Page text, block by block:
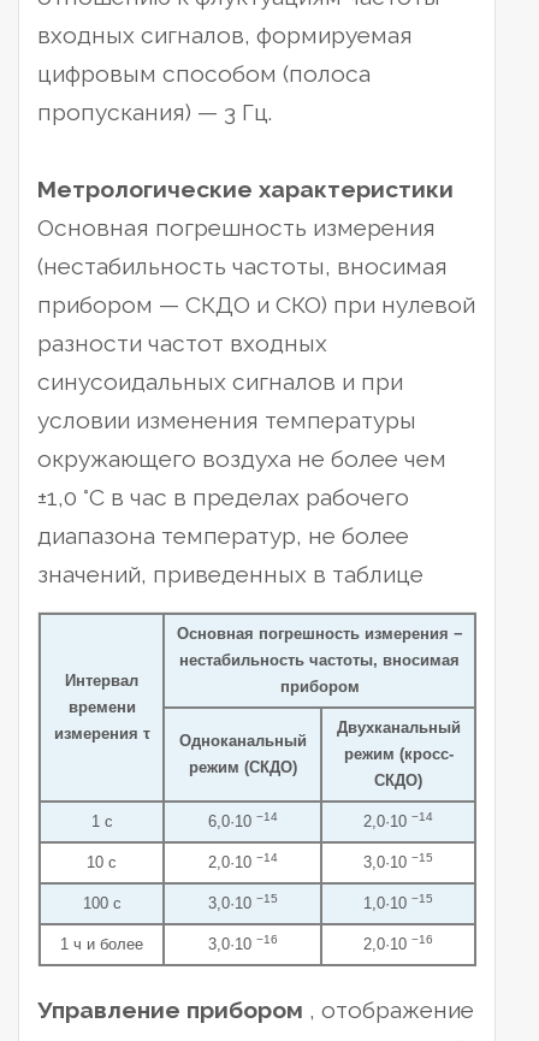
входных сигналов, формируемая
цифровым способом (полоса
пропускания) — 3 Гц.
Метрологические характеристики
Основная погрешность измерения
(нестабильность частоты, вносимая
прибором — СКДО и СКО) при нулевой
разности частот входных
синусоидальных сигналов и при
условии изменения температуры
окружающего воздуха не более чем
±1,0 °С в час в пределах рабочего
диапазона температур, не более
значений, приведенных в таблице
Интервал
времени
измерения τ
Основная погрешность измерения −
нестабильность частоты, вносимая
прибором
Одноканальный
режим (СКДО)
Двухканальный
режим (кросс-
СКДО)
1 с 6,0·10 −14 2,0·10 −14
10 с 2,0·10 −14 3,0·10 −15
100 с 3,0·10 −15 1,0·10 −15
1 ч и более 3,0·10 −16 2,0·10 −16
Управление прибором , отображение